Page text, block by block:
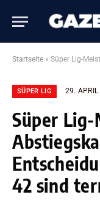
Startseite » Süper Lig-
SÜPER LIG 29. APRIL
Süper
42 sind